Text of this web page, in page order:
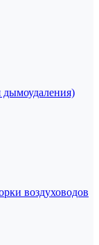
дымоудаления)
воздуховодов